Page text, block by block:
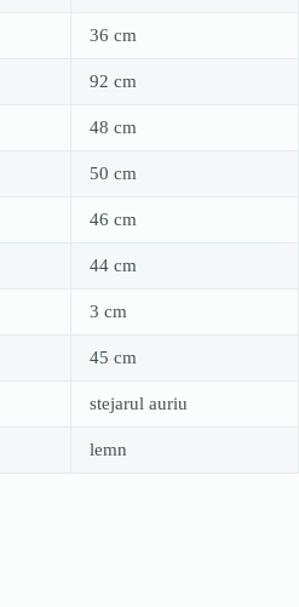
36 cm
92 cm
48 cm
50 cm
46 cm
44 cm
3 cm
45 cm
stejarul auriu
lemn